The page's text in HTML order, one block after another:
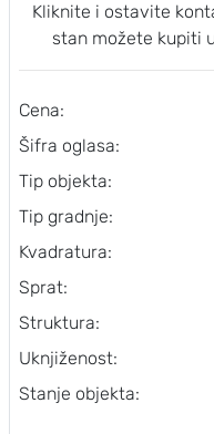
Kliknite i ostavite
stan možete kupiti
Cena:
Šifra oglasa:
Tip objekta:
Tip gradnje:
Kvadratura:
Sprat:
Struktura:
Uknjiženost:
Stanje objekta: